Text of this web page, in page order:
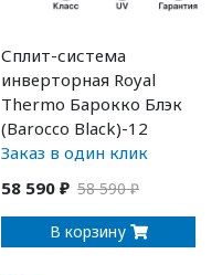
Сплит-система
инверторная Royal
Thermo Барокко Блэк
(Barocco Black)-12
Заказ в один клик
58 590 ₽ 58 590 ₽
В корзину